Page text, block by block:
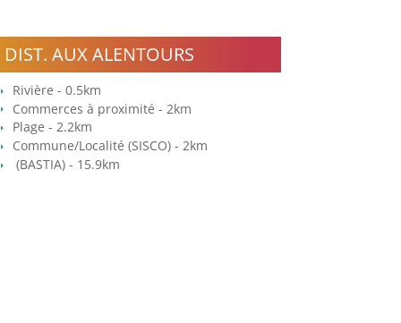
DIST. AUX ALENTOURS
Rivière - 0.5km
Commerces à proximité - 2km
Plage - 2.2km
Commune/Localité (SISCO) - 2km
(BASTIA) - 15.9km